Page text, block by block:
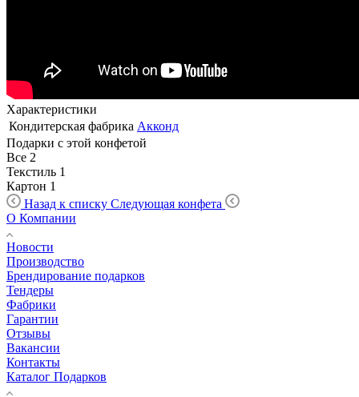
Характеристики
Кондитерская фабрика Акконд
Подарки с этой конфетой
Все 2
Текстиль 1
Картон 1
Назад к списку Следующая конфета
О Компании
Новости
Производство
Брендирование подарков
Тендеры
Фабрики
Гарантии
Отзывы
Вакансии
Контакты
Каталог Подарков